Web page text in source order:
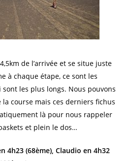
de l’arrivée et se situe juste
à chaque étape, ce sont les
les plus longs. Nous pouvons
course mais ces derniers fichus
là pour nous rappeler
et plein le dos…
4h23 (68ème), Claudio en 4h32